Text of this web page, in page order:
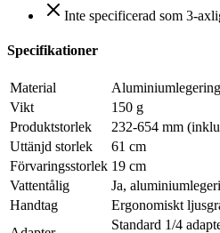
Inte specificerad som 3-
Specifikationer
Material
Vikt
150 g
Produktstorlek
232-654 mm
Uttänjd storlek
61 cm
Förvaringsstorlek 19 cm
Vattentålig
Ja,
Handtag
Ergonomiskt
Standard 1/4